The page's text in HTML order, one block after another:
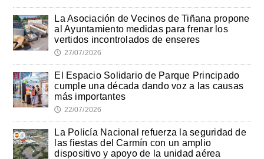
La Asociación de Vecinos de Tiñana propone
al Ayuntamiento medidas para frenar los
vertidos incontrolados de enseres
🕔 27/07/2026
El Espacio Solidario de Parque Principado
cumple una década dando voz a las causas
más importantes
🕔 22/07/2026
La Policía Nacional refuerza la seguridad de
las fiestas del Carmín con un amplio
dispositivo y apoyo de la unidad aérea